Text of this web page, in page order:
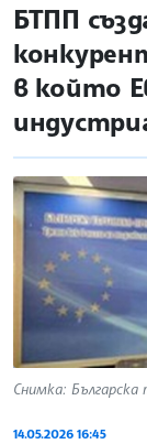
site.bta
БТПП
в който
Снимка:
14.05.2026 16:45